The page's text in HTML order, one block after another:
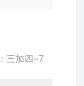
三加四=7